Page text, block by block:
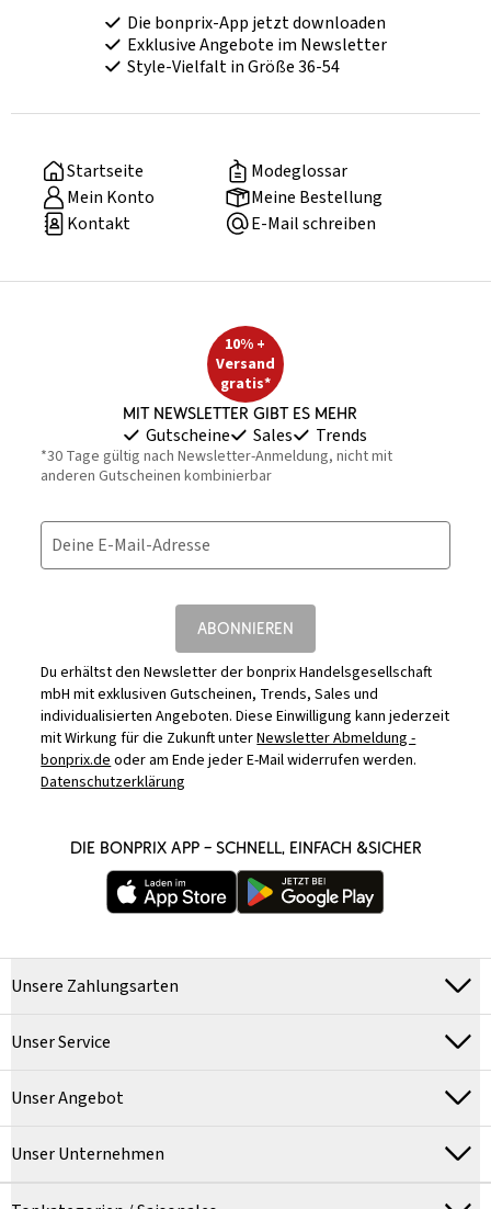
Die bonprix-App jetzt downloaden
Exklusive Angebote im Newsletter
Style-Vielfalt in Größe 36-54
Startseite
Modeglossar
Mein Konto
Meine Bestellung
Kontakt
E-Mail schreiben
10% +
Versand
gratis*
Mit Newsletter gibt es mehr
Gutscheine Sales Trends
*30 Tage gültig nach Newsletter-Anmeldung, nicht mit
anderen Gutscheinen kombinierbar
Deine E-Mail-Adresse
ABONNIEREN
Du erhältst den Newsletter der bonprix Handelsgesellschaft
mbH mit exklusiven Gutscheinen, Trends, Sales und
individualisierten Angeboten. Diese Einwilligung kann jederzeit
mit Wirkung für die Zukunft unterNewsletter Abmeldung -
bonprix.deoder am Ende jeder E-Mail widerrufen werden.
Datenschutzerklärung
DIE BONPRIX APP – SCHNELL, EINFACH &SICHER
Unsere Zahlungsarten
Unser Service
Unser Angebot
Unser Unternehmen